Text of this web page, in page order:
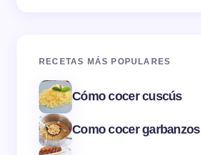
RECETAS MÁS POPULARES
Cómo cocer cuscús
Como cocer garbanzos